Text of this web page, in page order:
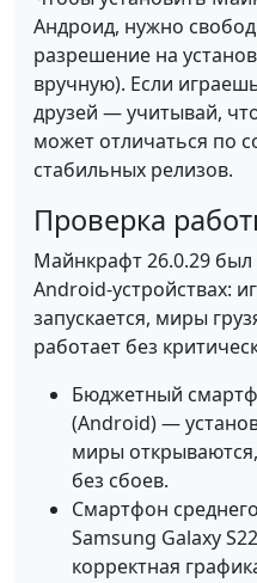
Андроид, нужно
разрешение на
вручную). Если
друзей — учитывай,
может отличаться по
стабильных релизов.
Проверка
Майнкрафт 26.0.29 был
Android-устройствах:
запускается, миры
работает без
Бюджетный
(Android) —
миры
без сбоев.
Смартфон
Samsung Galaxy
корректная